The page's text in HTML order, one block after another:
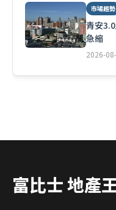
市場趨勢
青安
急縮
2026-
富比士 地產